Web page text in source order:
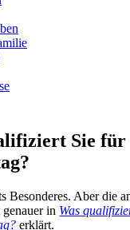
Sie für
Beson­de­res. Aber die
in Was
erklärt.